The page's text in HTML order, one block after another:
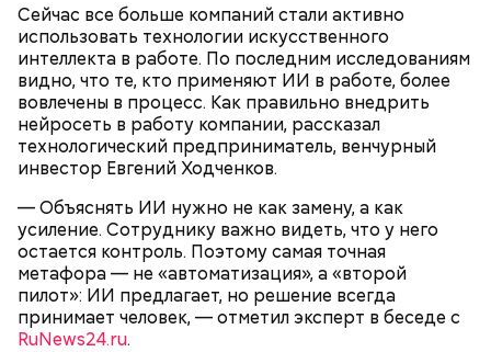
Сейчас все больше компаний стали активно
использовать технологии искусственного
интеллекта в работе. По последним исследованиям
видно, что те, кто применяют ИИ в работе, более
вовлечены в процесс. Как правильно внедрить
нейросеть в работу компании, рассказал
технологический предприниматель, венчурный
инвестор Евгений Ходченков.
— Объяснять ИИ нужно не как замену, а как
усиление. Сотруднику важно видеть, что у него
остается контроль. Поэтому самая точная
метафора — не «автоматизация», а «второй
пилот»: ИИ предлагает, но решение всегда
принимает человек, — отметил эксперт в беседе с
RuNews24.ru.
День малины со сливками
кабачок;
брынза;
растительное масло;
помидоры черри либо грунтовые.
— Там может содержаться огромное количество
нитратов, которое вызовет головокружение,
гипоксию и ухудшение физического состояния, —
предостерегла Соломатина.